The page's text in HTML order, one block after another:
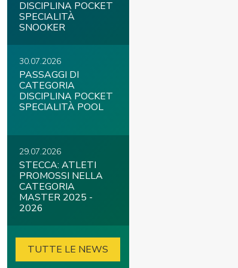
DISCIPLINA POCKET
SPECIALITÀ
SNOOKER
30.07.2026
PASSAGGI DI
CATEGORIA
DISCIPLINA POCKET
SPECIALITÀ POOL
29.07.2026
STECCA: ATLETI
PROMOSSI NELLA
CATEGORIA
MASTER 2025 -
2026
TUTTE LE NEWS